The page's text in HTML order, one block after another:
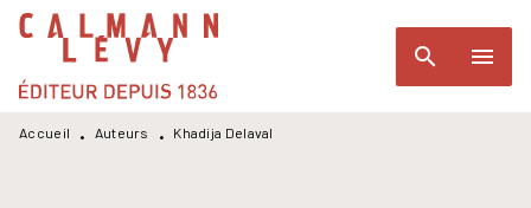
MENU RECHERCHE
PIED DE PAGE
search menu
Accueil • Auteurs • Khadija Delaval